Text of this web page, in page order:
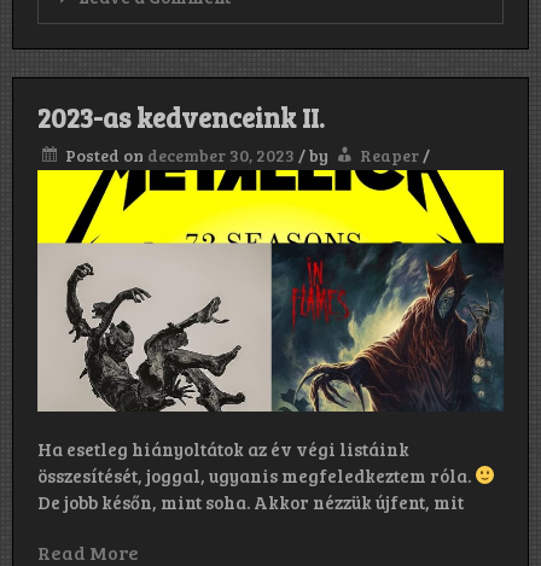
szerkesztőségünk
kedvencei
–
10-
es
listák
2023-as kedvenceink II.
Posted on december 30, 2023 /by Reaper /
Ha esetleg hiányoltátok az év végi listáink
összesítését, joggal, ugyanis megfeledkeztem róla.
De jobb későn, mint soha. Akkor nézzük újfent, mit
Read More